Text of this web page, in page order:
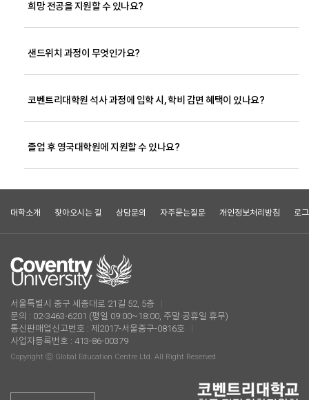
희망 전공을 지원할 수 있나요?
샌드위치 과정이 무엇인가요?
코벤트리대학원 석사 과정에 입학 시, 학비 감면 혜택이 있나요?
졸업 후 영국대학원에 지원할 수 있나요?
대학소개 찾아오시는 길 상담문의 자주묻는질문 개인정보처리방침 로
서울특별시 중구 세종대로 21길 52, 5층
문의 : 02-3463-6201 (평일 09:00~18:00, 주말·공휴일 휴무)
통신판매업신고번호 : 제2017-서울중구-0816호
사업자등록번호 : 413-86-00379
Copyright ⓒ Global Education Centre Ltd. All Right Reserved